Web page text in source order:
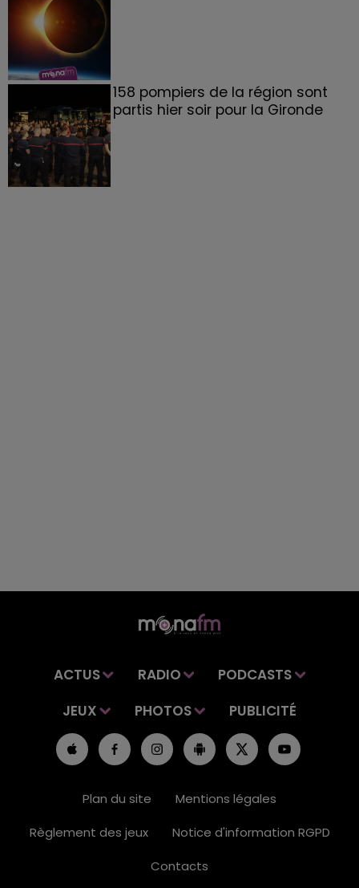
158 pompiers de la région sont
partis hier soir pour la Gironde
ACTUS RADIO
PODCASTS
JEUX
PHOTOS PUBLICITÉ
Plan du site
Mentions légales
Règlement des jeux
Notice d'information RGPD
Contacts